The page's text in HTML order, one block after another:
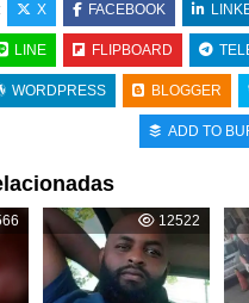
X FACEBOOK
LINE FLIPBOARD
WORDPRESS BLOGGER
ADD TO
12522